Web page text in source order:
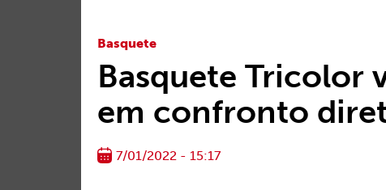
Basquete
Basquete Tricolor
em confronto
7/01/2022 - 15:17